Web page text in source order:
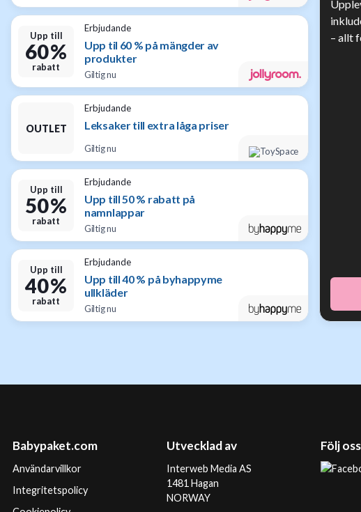
Upp till
60 %
rabatt
Erbjudande
Upp til 60 % på mängder av
produkter
Giltig nu
OUTLET
Erbjudande
Leksaker till extra låga priser
Giltig nu
Upp till
50 %
rabatt
Erbjudande
Upp till 50 % rabatt på
namnlappar
Giltig nu
Upp till
40 %
rabatt
Erbjudande
Upp till 40 % på byhappyme
ullkläder
Giltig nu
– allt
Babypaket.com
Användarvillkor
Integritetspolicy
Utvecklad av
Interweb Media AS
1481 Hagan
NORWAY
Följ oss